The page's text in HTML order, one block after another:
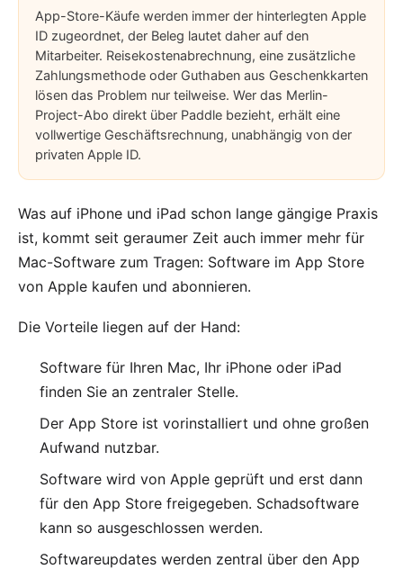
App-Store-Käufe werden immer der hinterlegten Apple
ID zugeordnet, der Beleg lautet daher auf den
Mitarbeiter. Reisekostenabrechnung, eine zusätzliche
Zahlungsmethode oder Guthaben aus Geschenkkarten
lösen das Problem nur teilweise. Wer das Merlin-
Project-Abo direkt über Paddle bezieht, erhält eine
vollwertige Geschäftsrechnung, unabhängig von der
privaten Apple ID.
Was auf iPhone und iPad schon lange gängige Praxis
ist, kommt seit geraumer Zeit auch immer mehr für
Mac-Software zum Tragen: Software im App Store
von Apple kaufen und abonnieren.
Die Vorteile liegen auf der Hand:
Software für Ihren Mac, Ihr iPhone oder iPad
finden Sie an zentraler Stelle.
Der App Store ist vorinstalliert und ohne großen
Aufwand nutzbar.
Software wird von Apple geprüft und erst dann
für den App Store freigegeben. Schadsoftware
kann so ausgeschlossen werden.
Softwareupdates werden zentral über den App